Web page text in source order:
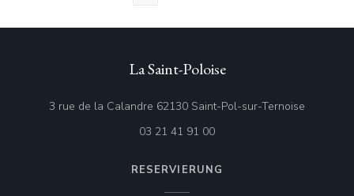
La Saint-Poloise
3 rue de la Calandre 62130 Saint-Pol-sur-Ternoise
03 21 41 91 00
RESERVIERUNG